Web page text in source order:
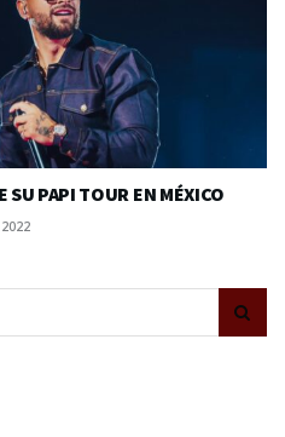
SU PAPI TOUR EN MÉXICO
2022